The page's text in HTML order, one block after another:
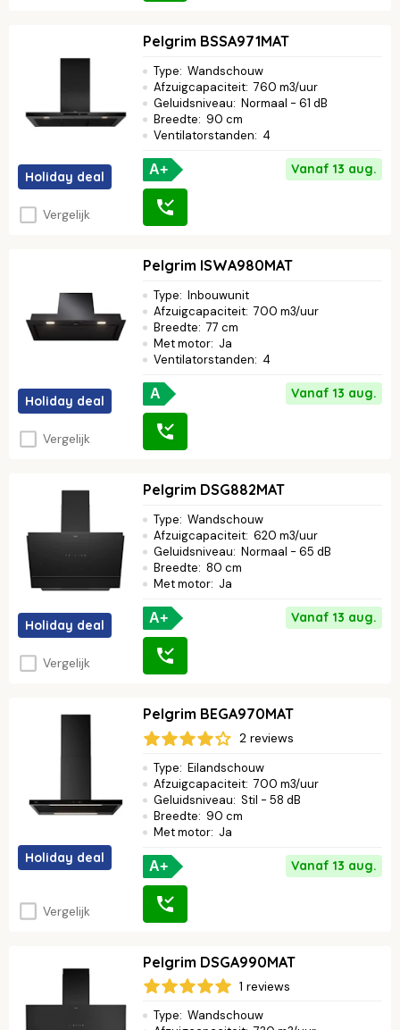
Holiday deal
Vergelijk
Pelgrim BSSA971MAT
Type: Wandschouw
Afzuigcapaciteit: 760 m3/uur
Geluidsniveau: Normaal - 61 dB
Breedte: 90 cm
Ventilatorstanden: 4
A+ Vanaf 13 aug.
Holiday deal
Vergelijk
Pelgrim ISWA980MAT
Type: Inbouwunit
Afzuigcapaciteit: 700 m3/uur
Breedte: 77 cm
Met motor: Ja
Ventilatorstanden: 4
A Vanaf 13 aug.
Holiday deal
Vergelijk
Pelgrim DSG882MAT
Type: Wandschouw
Afzuigcapaciteit: 620 m3/uur
Geluidsniveau: Normaal - 65 dB
Breedte: 80 cm
Met motor: Ja
A+ Vanaf 13 aug.
Holiday deal
Vergelijk
Pelgrim BEGA970MAT
2 reviews
Type: Eilandschouw
Afzuigcapaciteit: 700 m3/uur
Geluidsniveau: Stil - 58 dB
Breedte: 90 cm
Met motor: Ja
A+ Vanaf 13 aug.
Pelgrim DSGA990MAT
1 reviews
Type: Wandschouw